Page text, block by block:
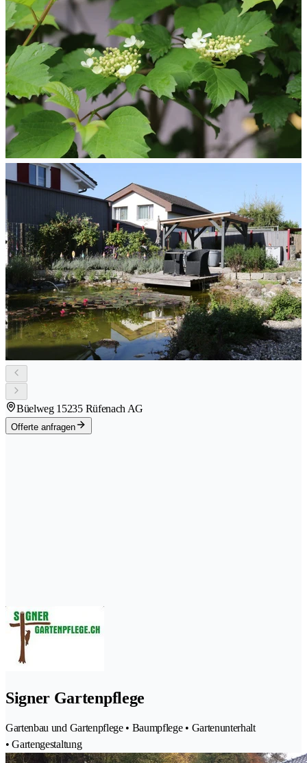
Büelweg 1 5235 Rüfenach AG
Offerte anfragen
Signer Gartenpflege
Gartenbau und Gartenpflege • Baumpflege • Gartenunterhalt
• Gartengestaltung